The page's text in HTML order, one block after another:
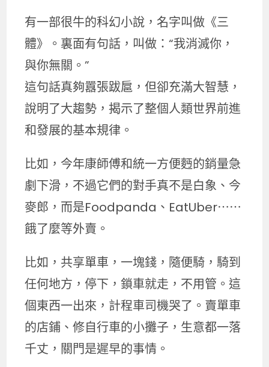
有一部很牛的科幻小說，名字叫做《三
體》。裏面有句話，叫做：“我消滅你，
與你無關。”
這句話真夠囂張跋扈，但卻充滿大智慧，
說明了大趨勢，揭示了整個人類世界前進
和發展的基本規律。
比如，今年康師傅和統一方便麪的銷量急
劇下滑，不過它們的對手真不是白象、今
麥郎，而是Foodpanda、EatUber⋯⋯
餓了麼等外賣。
比如，共享單車，一塊錢，隨便騎，騎到
任何地方，停下，鎖車就走，不用管。這
個東西一出來，計程車司機哭了。賣單車
的店鋪、修自行車的小攤子，生意都一落
千丈，關門是遲早的事情。